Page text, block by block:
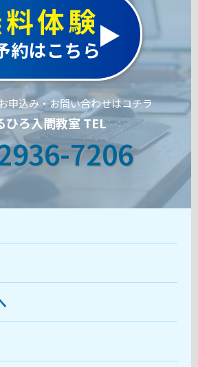
体験
約はこちら
申込み・お問い合わせはコチラ
ひろ入間教室 TEL
7206
め